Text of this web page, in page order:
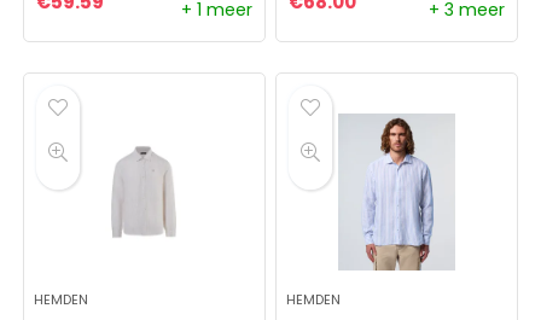
+ 1 meer + 3 meer
HEMDEN HEMDEN